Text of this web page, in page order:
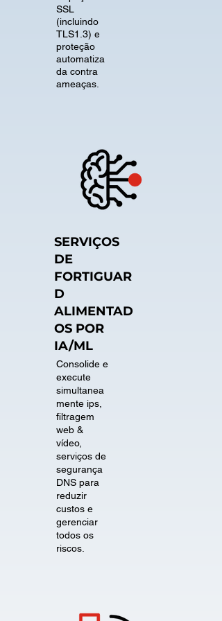
SSL
(incluindo
TLS1.3) e
proteção
automatiza
da contra
ameaças.
SERVIÇOS
DE
FORTIGUAR
D
ALIMENTAD
OS POR
IA/ML
Consolide e
execute
simultanea
mente ips,
filtragem
web &
vídeo,
serviços de
segurança
DNS para
reduzir
custos e
gerenciar
todos os
riscos.